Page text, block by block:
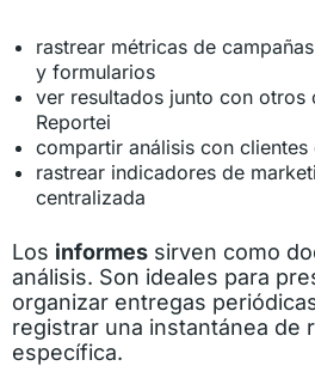
rastrear métricas de
y formularios
ver resultados junto con otros
Reportei
compartir análisis con clientes
rastrear indicadores de
centralizada
Los informes sirven como
análisis. Son ideales para
organizar entregas
registrar una instantánea de
específica.